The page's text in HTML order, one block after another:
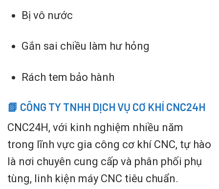
Bị vô nước
Gắn sai chiều làm hư hỏng
Rách tem bảo hành
📗 CÔNG TY TNHH DỊCH VỤ CƠ KHÍ CNC24H
CNC24H, với kinh nghiệm nhiều năm
trong lĩnh vực gia công cơ khí CNC, tự hào
là nơi chuyên cung cấp và phân phối phụ
tùng, linh kiện máy CNC tiêu chuẩn.